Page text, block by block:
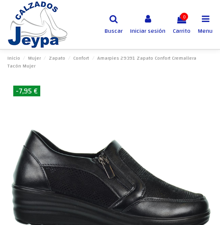
Buscar Iniciar sesión
0
Carrito Menu
Inicio Mujer Zapato Confort
Amarpies 29391 Zapato Confort Cremallera
Tacón Mujer
-7,95 €